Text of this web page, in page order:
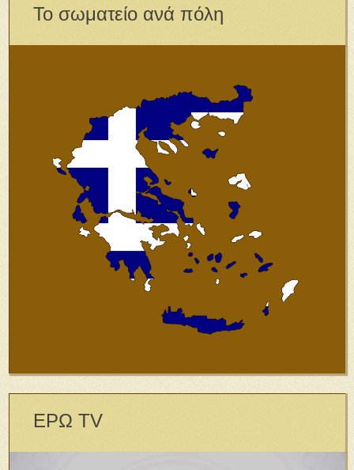
Το σωματείο ανά πόλη
ΕΡΩ TV